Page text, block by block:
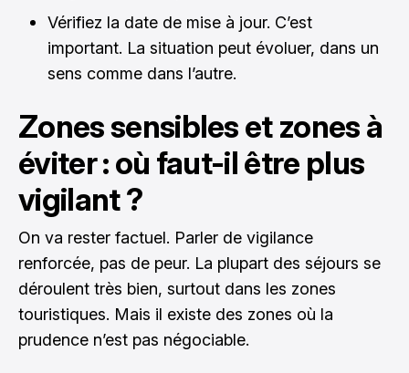
Vérifiez la date de mise à jour. C’est
important. La situation peut évoluer, dans un
sens comme dans l’autre.
Zones sensibles et zones à
éviter : où faut-il être plus
vigilant ?
On va rester factuel. Parler de vigilance
renforcée, pas de peur. La plupart des séjours se
déroulent très bien, surtout dans les zones
touristiques. Mais il existe des zones où la
prudence n’est pas négociable.